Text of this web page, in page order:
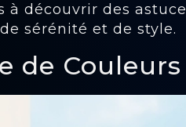
à découvrir des
sérénité et de style.
de